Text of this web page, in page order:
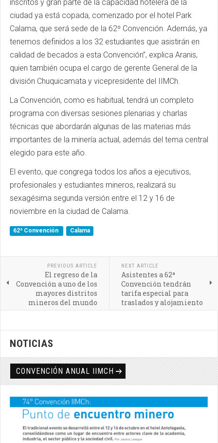
inscritos y gran parte de la capacidad hotelera de la
ciudad ya está copada, comenzado por el hotel Park
Calama, que será sede de la 62º Convención. Además, ya
tenemos definidos a los 32 estudiantes que asistirán en
calidad de becados a esta Convención”, explica Aranis,
quien también ocupa el cargo de gerente General de la
división Chuquicamata y vicepresidente del IIMCh.
La Convención, como es habitual, tendrá un completo
programa con diversas sesiones plenarias y charlas
técnicas que abordarán algunas de las materias más
importantes de la minería actual, además del tema central
elegido para este año.
El evento, que congrega todos los años a ejecutivos,
profesionales y estudiantes mineros, realizará su
sexagésima segunda versión entre el 12 y 16 de
noviembre en la ciudad de Calama.
62ª Convención Calama
PREVIOUS ARTICLE
El regreso de la
Convención a uno de los
mayores distritos
mineros del mundo
NEXT ARTICLE
Asistentes a 62ª
Convención tendrán
tarifa especial para
traslados y alojamiento
NOTICIAS
CONVENCIÓN ANUAL IIMCH